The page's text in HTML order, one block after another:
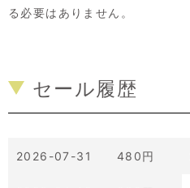
る必要はありません。
セール履歴
2026-07-31 480円